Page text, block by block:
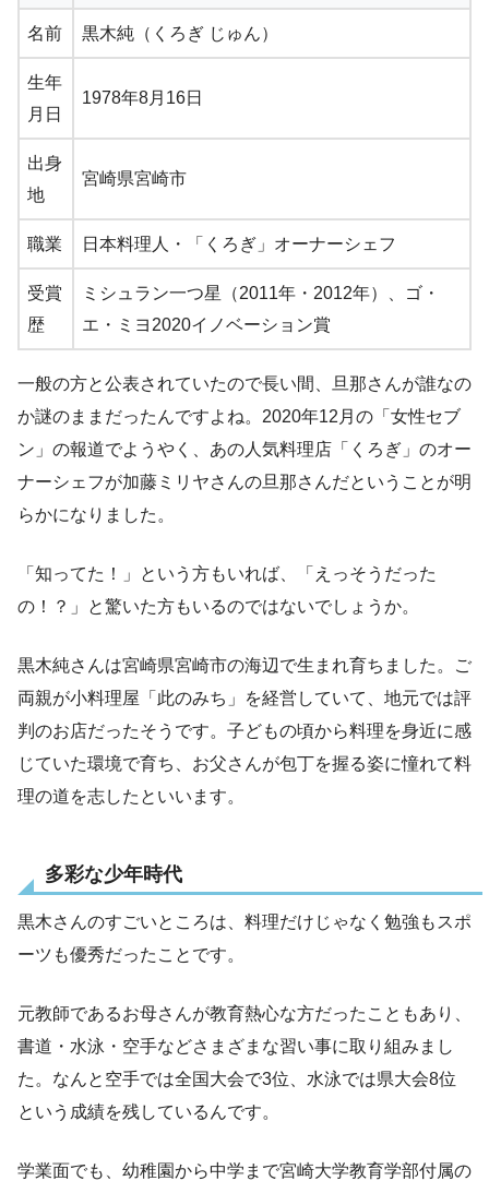
名前 黒木純（くろぎ じゅん）
生年
月日
1978年8月16日
出身
地
宮崎県宮崎市
職業 日本料理人・「くろぎ」オーナーシェフ
受賞
歴
ミシュラン一つ星（2011年・2012年）、ゴ・
エ・ミヨ2020イノベーション賞
一般の方と公表されていたので長い間、旦那さんが誰なの
か謎のままだったんですよね。2020年12月の「女性セブ
ン」の報道でようやく、あの人気料理店「くろぎ」のオー
ナーシェフが加藤ミリヤさんの旦那さんだということが明
らかになりました。
「知ってた！」という方もいれば、「えっそうだった
の！？」と驚いた方もいるのではないでしょうか。
黒木純さんは宮崎県宮崎市の海辺で生まれ育ちました。ご
両親が小料理屋「此のみち」を経営していて、地元では評
判のお店だったそうです。子どもの頃から料理を身近に感
じていた環境で育ち、お父さんが包丁を握る姿に憧れて料
理の道を志したといいます。
多彩な少年時代
黒木さんのすごいところは、料理だけじゃなく勉強もスポ
ーツも優秀だったことです。
元教師であるお母さんが教育熱心な方だったこともあり、
書道・水泳・空手などさまざまな習い事に取り組みまし
た。なんと空手では全国大会で3位、水泳では県大会8位
という成績を残しているんです。
学業面でも、幼稚園から中学まで宮崎大学教育学部付属の